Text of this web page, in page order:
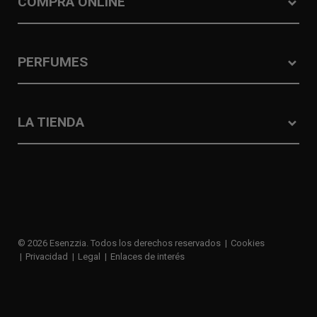
PERFUMES
LA TIENDA
© 2026 Esenzzia. Todos los derechos reservados
Cookies
Privacidad
Legal Enlaces de interés